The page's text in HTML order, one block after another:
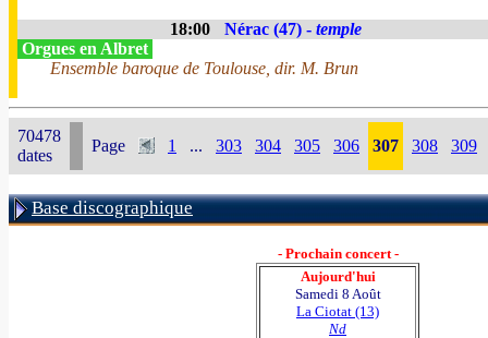
18:00 Nérac (47) - temple
Orgues en Albret
Ensemble baroque de Toulouse, dir. M. Brun
70478
dates
Page 1 ... 303 304 305 306 307 308 309
Base discographique
- Prochain concert -
Aujourd'hui
Samedi 8 Août
La Ciotat (13)
Nd